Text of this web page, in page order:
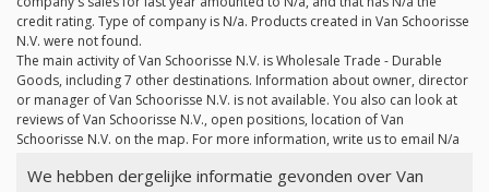
credit rating. Type of company is N/a. Products created in Van Schoorisse
N.V. were not found.
The main activity of Van Schoorisse N.V. is Wholesale Trade - Durable
Goods, including 7 other destinations. Information about owner, director
or manager of Van Schoorisse N.V. is not available. You also can look at
reviews of Van Schoorisse N.V., open positions, location of Van
Schoorisse N.V. on the map. For more information, write us to email N/a
We hebben dergelijke informatie gevonden over Van